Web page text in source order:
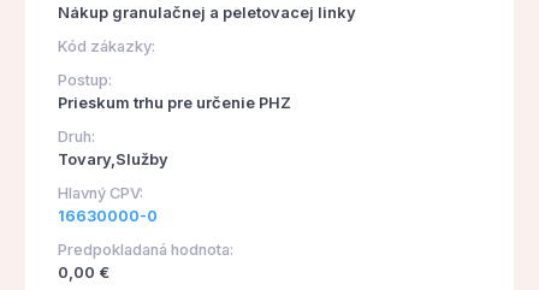
Nákup granulačnej a peletovacej linky
Kód zákazky:
Postup:
Prieskum trhu pre určenie PHZ
Druh:
Tovary,Služby
Hlavný CPV:
16630000-0
Predpokladaná hodnota:
0,00 €